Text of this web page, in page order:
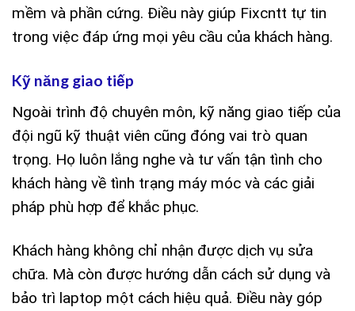
mềm và phần cứng. Điều này giúp Fixcntt tự tin
trong việc đáp ứng mọi yêu cầu của khách hàng.
Kỹ năng giao tiếp
Ngoài trình độ chuyên môn, kỹ năng giao tiếp của
đội ngũ kỹ thuật viên cũng đóng vai trò quan
trọng. Họ luôn lắng nghe và tư vấn tận tình cho
khách hàng về tình trạng máy móc và các giải
pháp phù hợp để khắc phục.
Khách hàng không chỉ nhận được dịch vụ sửa
chữa. Mà còn được hướng dẫn cách sử dụng và
bảo trì laptop một cách hiệu quả. Điều này góp